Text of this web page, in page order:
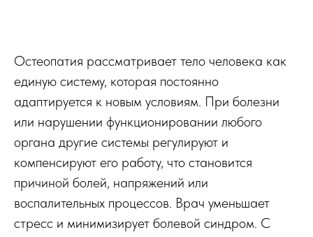
Остеопатия рассматривает тело человека как
единую систему, которая постоянно
адаптируется к новым условиям. При болезни
или нарушении функционировании любого
органа другие системы регулируют и
компенсируют его работу, что становится
причиной болей, напряжений или
воспалительных процессов. Врач уменьшает
стресс и минимизирует болевой синдром. С